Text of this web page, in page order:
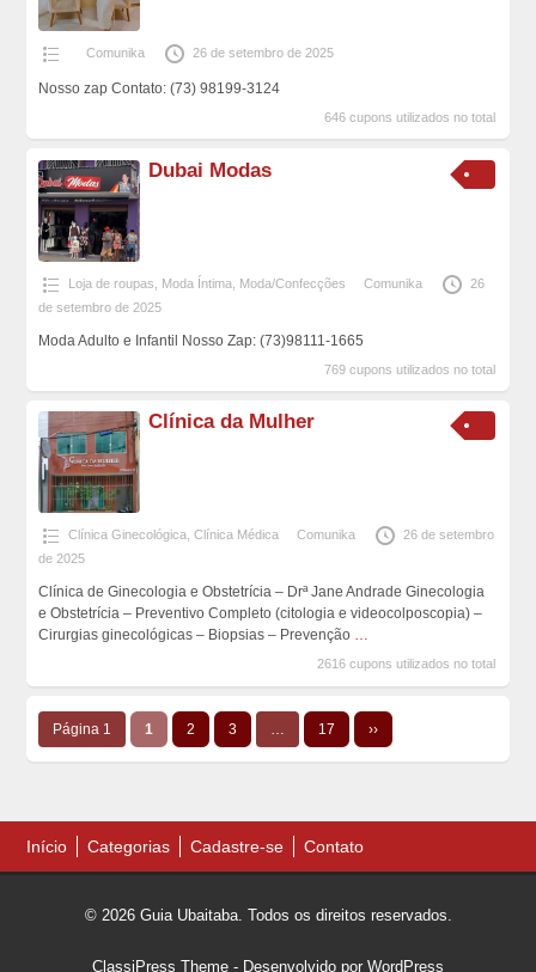
Comunika 26 de setembro de 2025
Nosso zap Contato: (73) 98199-3124
646 cupons utilizados no total
Dubai Modas
Loja de roupas Moda Íntima Moda/Confecções Comunika
26
de setembro de 2025
Moda Adulto e Infantil Nosso Zap: (73)98111-1665
769 cupons utilizados no total
Clínica da Mulher
Clínica Ginecológica Clínica Médica Comunika
26 de setembro
de 2025
Clínica de Ginecologia e Obstetrícia – Drª Jane Andrade Ginecologia
e Obstetrícia – Preventivo Completo (citologia e videocolposcopia) –
Cirurgias ginecológicas – Biopsias – Prevenção …
2616 cupons utilizados no total
Página 1 1 2 3 17 ››
Início Categorias Cadastre-se Contato
© 2026 Guia Ubaitaba. Todos os direitos reservados.
ClassiPress Theme - Desenvolvido por WordPress